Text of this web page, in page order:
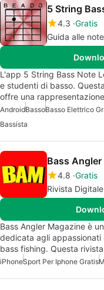
5 String
4.3 Gratis
Guida alle
L'app 5 String Bass Note
e studenti di basso.
offre una
AndroidBassoBasso Elettrico
Bassista
Bass
4.8 Gratis
Rivista
Bass Angler Magazine è
dedicata agli
bass fishing. Questa
iPhoneSport Per Iphone Gratis